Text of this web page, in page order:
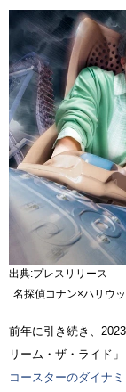
出典:プレスリリース
名探偵コナン×ハリウ
前年に引き続き、
リーム・ザ・ライド」
コースターのダイナ